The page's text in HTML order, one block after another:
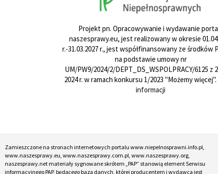
Projekt pn. Opracowywanie i wydawanie
naszesprawy.eu, jest realizowany w okresie
r.-31.03.2027 r., jest współfinansowany ze środków
na podstawie umowy nr
UM/PW9/2024/2/DEPT_DS_WSPOLPRACY/6125 z
2024 r. w ramach konkursu 1/2023 "Możemy więcej".
informacji
Zamieszczone na stronach internetowych portalu www.niepelnosprawni.info.pl,
www.naszesprawy.eu, www.naszesprawy.com.pl, www.naszesprawy.org,
naszesprawy.net materiały sygnowane skrótem „PAP” stanowią element Serwisu
informacyjnego PAP, będącego bazą danych, której producentem i wydawcą jest